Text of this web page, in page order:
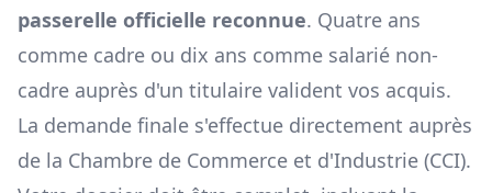
passerelle officielle reconnue. Quatre ans
comme cadre ou dix ans comme salarié non-
cadre auprès d'un titulaire valident vos acquis.
La demande finale s'effectue directement auprès
de la Chambre de Commerce et d'Industrie (CCI).